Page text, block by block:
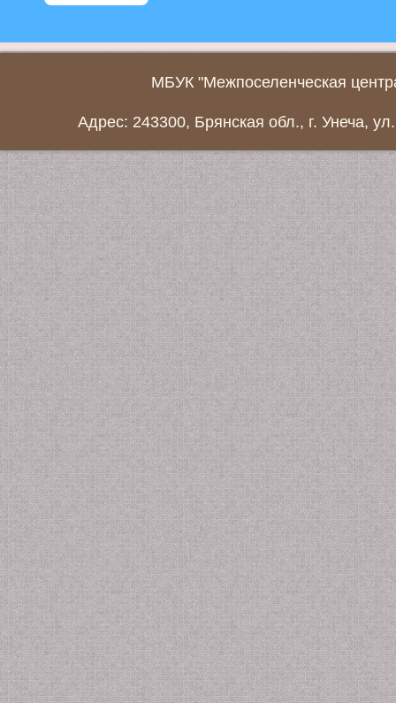
МБУК "Межпоселенческая
Адрес: 243300, Брянская обл., г. Унеча,